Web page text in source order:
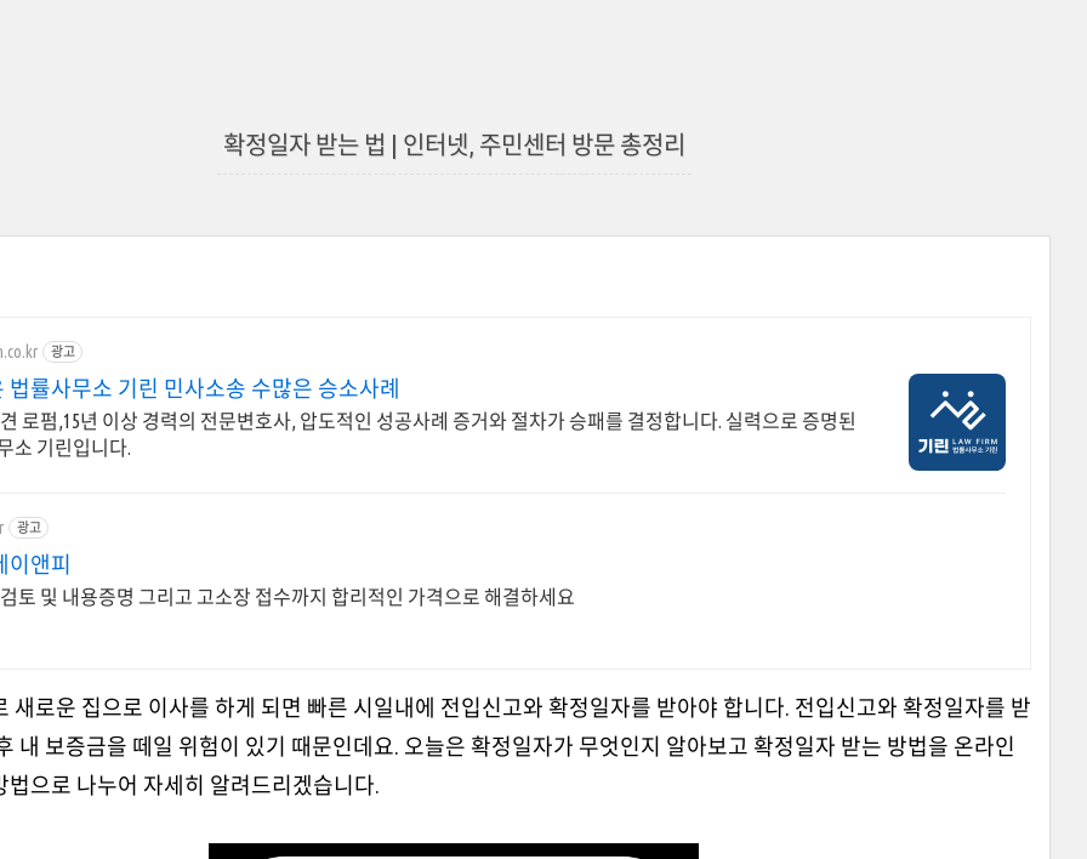
확정일자 받는 법 | 인터넷, 주민센터 방문 총정리
광고
법률사무소 기린 민사소송 수많은 승소사례
로펌,15년 이상 경력의 전문변호사, 압도적인 성공사례 증거와 절차가 승패를 결정합니다. 실력으로 증명된
소 기린입니다.
광고
이앤피
토 및 내용증명 그리고 고소장 접수까지 합리적인 가격으로 해결하세요
새로운 집으로 이사를 하게 되면 빠른 시일내에 전입신고와 확정일자를 받아야 합니다. 전입신고와 확정일자를 받
내 보증금을 떼일 위험이 있기 때문인데요. 오늘은 확정일자가 무엇인지 알아보고 확정일자 받는 방법을 온라인
법으로 나누어 자세히 알려드리겠습니다.